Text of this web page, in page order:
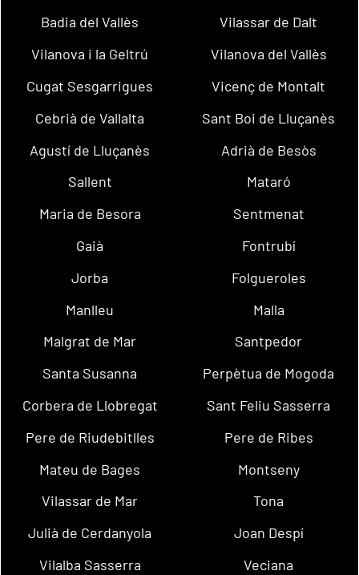
Badia del Vallès
Vilassar de Dalt
Vilanova i la Geltrú
Vilanova del Vallès
Cugat Sesgarrigues
Vicenç de Montalt
Cebrià de Vallalta
Sant Boi de Lluçanès
Agustí de Lluçanès
Adrià de Besòs
Sallent
Mataró
Maria de Besora
Sentmenat
Gaià
Fontrubí
Jorba
Folgueroles
Manlleu
Malla
Malgrat de Mar
Santpedor
Santa Susanna
Perpètua de Mogoda
Corbera de Llobregat
Sant Feliu Sasserra
Pere de Riudebitlles
Pere de Ribes
Mateu de Bages
Montseny
Vilassar de Mar
Tona
Julià de Cerdanyola
Joan Despí
Vilalba Sasserra
Veciana